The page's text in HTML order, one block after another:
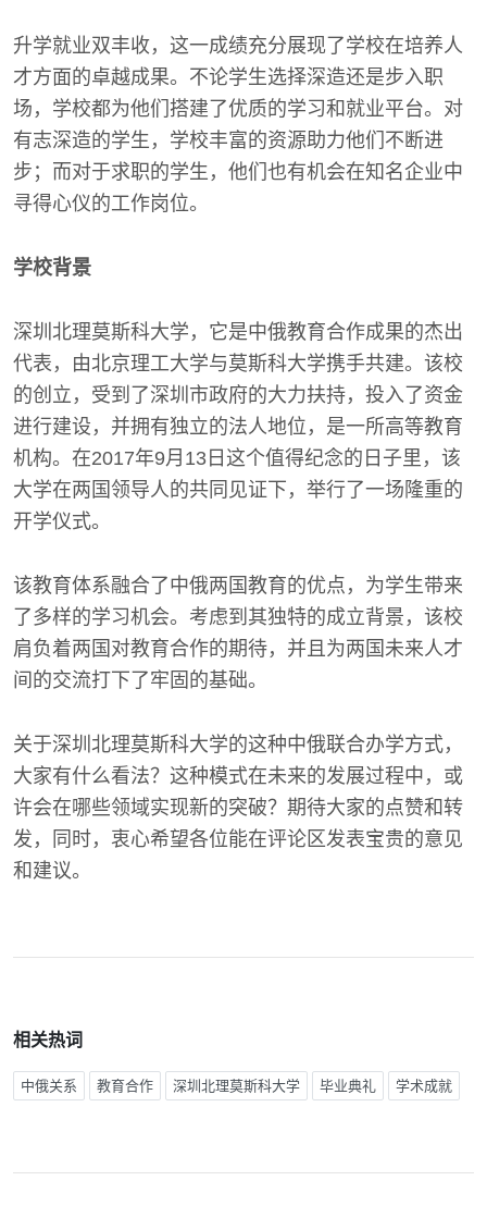
升学就业双丰收，这一成绩充分展现了学校在培养人
才方面的卓越成果。不论学生选择深造还是步入职
场，学校都为他们搭建了优质的学习和就业平台。对
有志深造的学生，学校丰富的资源助力他们不断进
步；而对于求职的学生，他们也有机会在知名企业中
寻得心仪的工作岗位。
学校背景
深圳北理莫斯科大学，它是中俄教育合作成果的杰出
代表，由北京理工大学与莫斯科大学携手共建。该校
的创立，受到了深圳市政府的大力扶持，投入了资金
进行建设，并拥有独立的法人地位，是一所高等教育
机构。在2017年9月13日这个值得纪念的日子里，该
大学在两国领导人的共同见证下，举行了一场隆重的
开学仪式。
该教育体系融合了中俄两国教育的优点，为学生带来
了多样的学习机会。考虑到其独特的成立背景，该校
肩负着两国对教育合作的期待，并且为两国未来人才
间的交流打下了牢固的基础。
关于深圳北理莫斯科大学的这种中俄联合办学方式，
大家有什么看法？这种模式在未来的发展过程中，或
许会在哪些领域实现新的突破？期待大家的点赞和转
发，同时，衷心希望各位能在评论区发表宝贵的意见
和建议。
相关热词
中俄关系 教育合作 深圳北理莫斯科大学 毕业典礼 学术成就